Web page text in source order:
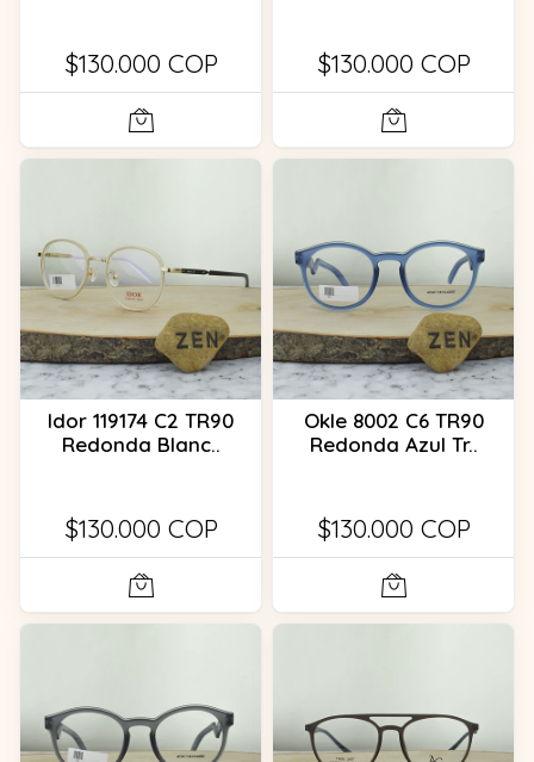
$130.000 COP $130.000 COP
Idor 119174 C2 TR90
Redonda Blanc..
$130.000 COP
Okle 8002 C6 TR90
Redonda Azul Tr..
$130.000 COP